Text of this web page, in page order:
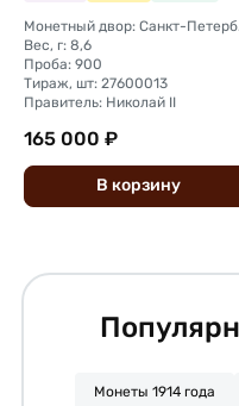
Вес, г: 8,6
Проба: 900
Тираж, шт: 27600013
Правитель: Николай II
165 000 ₽
В корзину
Монеты 1914 года